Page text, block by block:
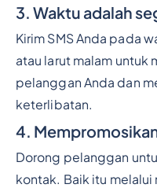
3. Waktu adalah
Kirim SMS Anda pada
atau larut malam untuk
pelanggan Anda dan
keterlibatan.
4.
Dorong pelanggan
kontak. Baik itu